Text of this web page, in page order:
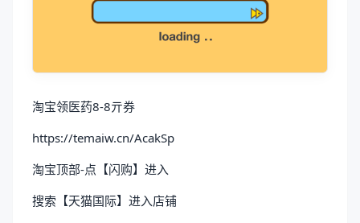
淘宝领医药8-8亓券
https://temaiw.cn/AcakSp
淘宝顶部-点【闪购】进入
搜索【天猫国际】进入店铺